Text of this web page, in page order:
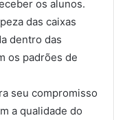
os alunos.
das caixas
dentro das
os padrões de
seu compromisso
a qualidade do